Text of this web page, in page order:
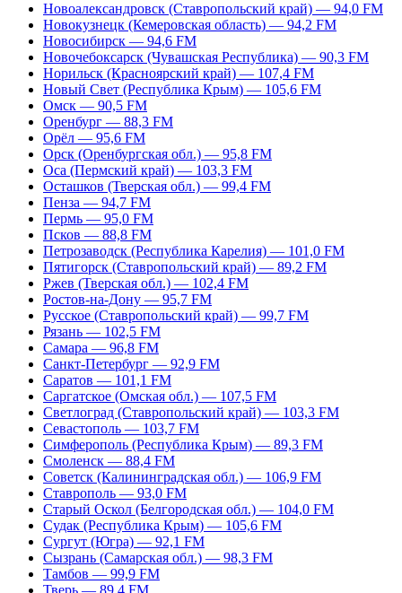
Новоалександровск (Ставропольский край) — 94,0 FM
Новокузнецк (Кемеровская область) — 94,2 FM
Новосибирск — 94,6 FM
Новочебоксарск (Чувашская Республика) — 90,3 FM
Норильск (Красноярский край) — 107,4 FM
Новый Свет (Республика Крым) — 105,6 FM
Омск — 90,5 FM
Оренбург — 88,3 FM
Орёл — 95,6 FM
Орск (Оренбургская обл.) — 95,8 FM
Оса (Пермский край) — 103,3 FM
Осташков (Тверская обл.) — 99,4 FM
Пенза — 94,7 FM
Пермь — 95,0 FM
Псков — 88,8 FM
Петрозаводск (Республика Карелия) — 101,0 FM
Пятигорск (Ставропольский край) — 89,2 FM
Ржев (Тверская обл.) — 102,4 FM
Ростов-на-Дону — 95,7 FM
Русское (Ставропольский край) — 99,7 FM
Рязань — 102,5 FM
Самара — 96,8 FM
Санкт-Петербург — 92,9 FM
Саратов — 101,1 FM
Саргатское (Омская обл.) — 107,5 FM
Светлоград (Ставропольский край) — 103,3 FM
Севастополь — 103,7 FM
Симферополь (Республика Крым) — 89,3 FM
Смоленск — 88,4 FM
Советск (Калининградская обл.) — 106,9 FM
Ставрополь — 93,0 FM
Старый Оскол (Белгородская обл.) — 104,0 FM
Судак (Республика Крым) — 105,6 FM
Сургут (Югра) — 92,1 FM
Сызрань (Самарская обл.) — 98,3 FM
Тамбов — 99,9 FM
Тверь — 89,4 FM